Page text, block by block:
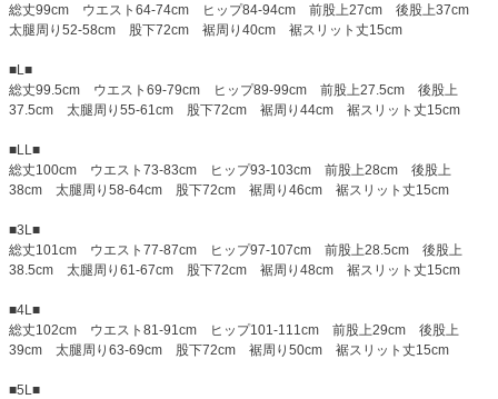
総丈99cm ウエスト64-74cm ヒップ84-94cm 前股上27cm 後股上37cm
太腿周り52-58cm 股下72cm 裾周り40cm 裾スリット丈15cm
■L■
総丈99.5cm ウエスト69-79cm ヒップ89-99cm 前股上27.5cm 後股上
37.5cm 太腿周り55-61cm 股下72cm 裾周り44cm 裾スリット丈15cm
■LL■
総丈100cm ウエスト73-83cm ヒップ93-103cm 前股上28cm 後股上
38cm 太腿周り58-64cm 股下72cm 裾周り46cm 裾スリット丈15cm
■3L■
総丈101cm ウエスト77-87cm ヒップ97-107cm 前股上28.5cm 後股上
38.5cm 太腿周り61-67cm 股下72cm 裾周り48cm 裾スリット丈15cm
■4L■
総丈102cm ウエスト81-91cm ヒップ101-111cm 前股上29cm 後股上
39cm 太腿周り63-69cm 股下72cm 裾周り50cm 裾スリット丈15cm
■5L■